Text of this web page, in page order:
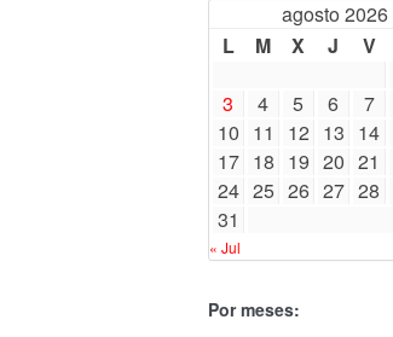
agosto 2026
L
M X J V
3
4 5 6 7
10 11 12 13 14
17 18 19 20 21
24 25 26 27 28
31
« Jul
Por meses: